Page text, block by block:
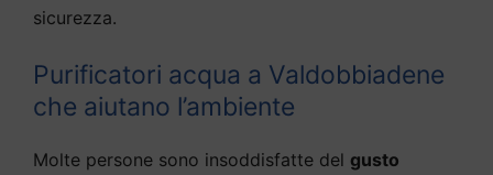
sicurezza.
Purificatori acqua a Valdobbiadene
che aiutano l’ambiente
Molte persone sono insoddisfatte del gusto